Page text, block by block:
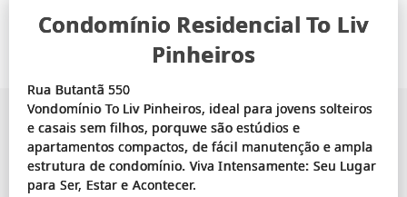
Condomínio Residencial To Liv
Pinheiros
Rua Butantã 550
Vondomínio To Liv Pinheiros, ideal para jovens solteiros
e casais sem filhos, porquwe são estúdios e
apartamentos compactos, de fácil manutenção e ampla
estrutura de condomínio. Viva Intensamente: Seu Lugar
para Ser, Estar e Acontecer.